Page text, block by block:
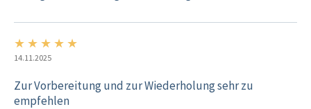
★ ★ ★ ★ ★
14.11.2025
Zur Vorbereitung und zur Wiederholung sehr zu
empfehlen